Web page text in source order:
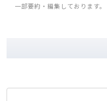
一部要約・編集しております。